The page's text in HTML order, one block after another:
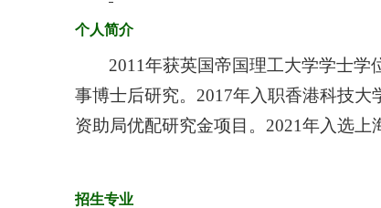
个人简介
2011年获英国帝国理工大学学士学
事博士后研究。 2017年入职香港科技大
资助局优配研究金项目。 2021年入选上
招生专业